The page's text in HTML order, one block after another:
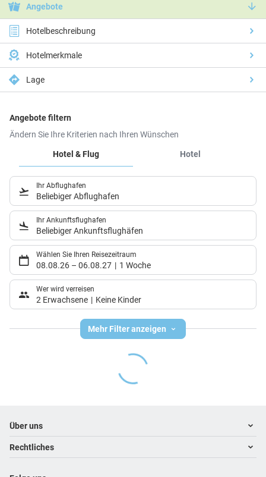
Angebote
Hotelbeschreibung
Hotelmerkmale
Lage
Angebote filtern
Ändern Sie Ihre Kriterien nach Ihren Wünschen
Hotel & Flug
Hotel
Ihr Abflughafen
Beliebiger Abflughafen
Ihr Ankunftsflughafen
Beliebiger Ankunftsflughäfen
Wählen Sie Ihren Reisezeitraum
08.08.26 – 06.08.27 1 Woche
Wer wird verreisen
2 Erwachsene Keine Kinder
Mehr Filter anzeigen
Footer navigation
Über uns
Kontakt
Rechtliches